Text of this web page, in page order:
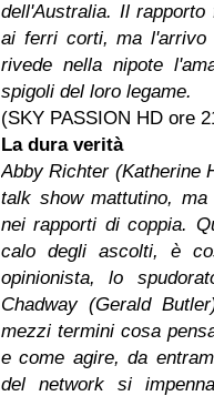
dell'Australia. Il
ai ferri corti, ma l'arrivo
rivede nella nipote
spigoli del loro legame.
(SKY PASSION HD ore
La dura verità
Abby Richter (Katherine
talk show mattutino,
nei rapporti di coppia.
calo degli ascolti, è
opinionista, lo
Chadway (Gerald
mezzi termini cosa
e come agire, da
del network si